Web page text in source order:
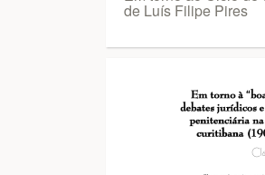
de Luís Filipe Pires